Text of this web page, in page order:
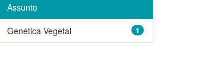
Assunto
1
Genética Vegetal